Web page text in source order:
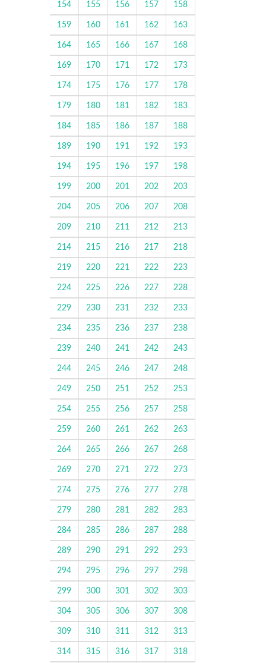
154 155 156 157 158
159 160 161 162 163
164 165 166 167 168
169 170 171 172 173
174 175 176 177 178
179 180 181 182 183
184 185 186 187 188
189 190 191 192 193
194 195 196 197 198
199 200 201 202 203
204 205 206 207 208
209 210 211 212 213
214 215 216 217 218
219 220 221 222 223
224 225 226 227 228
229 230 231 232 233
234 235 236 237 238
239 240 241 242 243
244 245 246 247 248
249 250 251 252 253
254 255 256 257 258
259 260 261 262 263
264 265 266 267 268
269 270 271 272 273
274 275 276 277 278
279 280 281 282 283
284 285 286 287 288
289 290 291 292 293
294 295 296 297 298
299 300 301 302 303
304 305 306 307 308
309 310 311 312 313
314 315 316 317 318